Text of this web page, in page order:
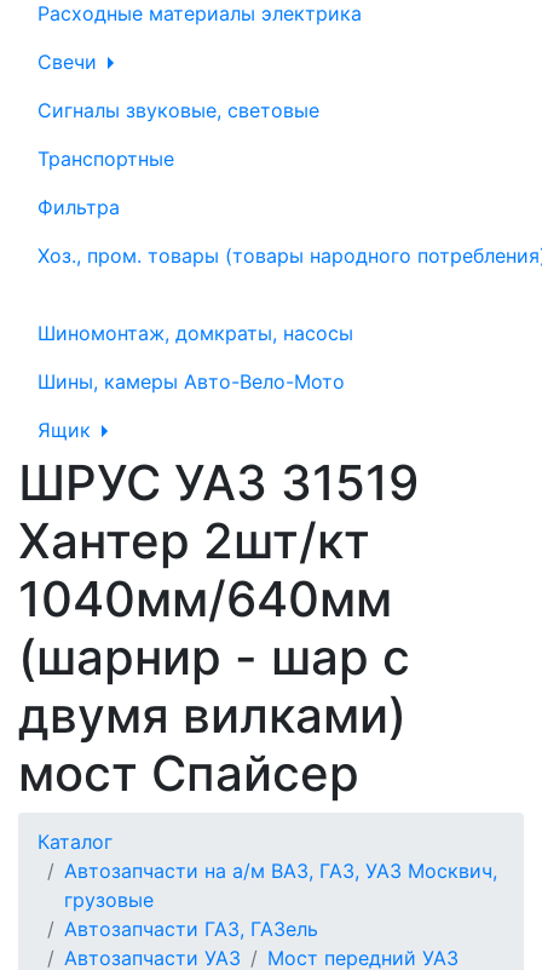
Расходные материалы электрика
Свечи
Сигналы звуковые, световые
Транспортные
Фильтра
Хоз., пром. товары (товары народного
Шиномонтаж, домкраты, насосы
Шины, камеры Авто-Вело-Мото
Ящик
ШРУС УАЗ 31519
Хантер 2шт/кт
1040мм/640мм
(шарнир - шар с
двумя вилками)
мост Спайсер
Каталог
Автозапчасти на а/м ВАЗ, ГАЗ, УАЗ Москвич,
грузовые
Автозапчасти ГАЗ, ГАЗель
Автозапчасти УАЗ
Мост передний УАЗ